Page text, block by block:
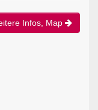
Infos, Map